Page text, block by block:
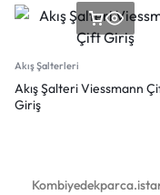
Akış Şalterleri
Akış Şalteri Viessmann
Giriş